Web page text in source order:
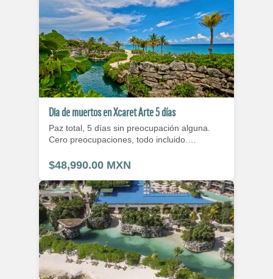
Dia de muertos en Xcaret Arte 5 días
Paz total, 5 días sin preocupación alguna.
Cero preocupaciones, todo incluido.…
$48,990.00 MXN